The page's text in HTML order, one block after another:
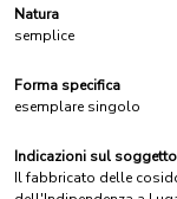
Natura
semplice
Forma specifica
esemplare singolo
Indicazioni sul soggetto
Il fabbricato delle